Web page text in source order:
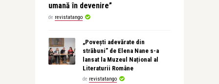
umană în devenire”
de revistatango
„Povești adevărate din
străbuni” de Elena Nane s-a
lansat la Muzeul Național al
Literaturii Române
de revistatango